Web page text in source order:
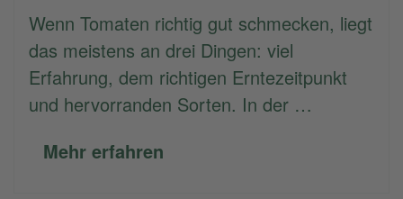
Wenn Tomaten richtig gut schmecken, liegt
das meistens an drei Dingen: viel
Erfahrung, dem richtigen Erntezeitpunkt
und hervorranden Sorten. In der …
Mehr erfahren